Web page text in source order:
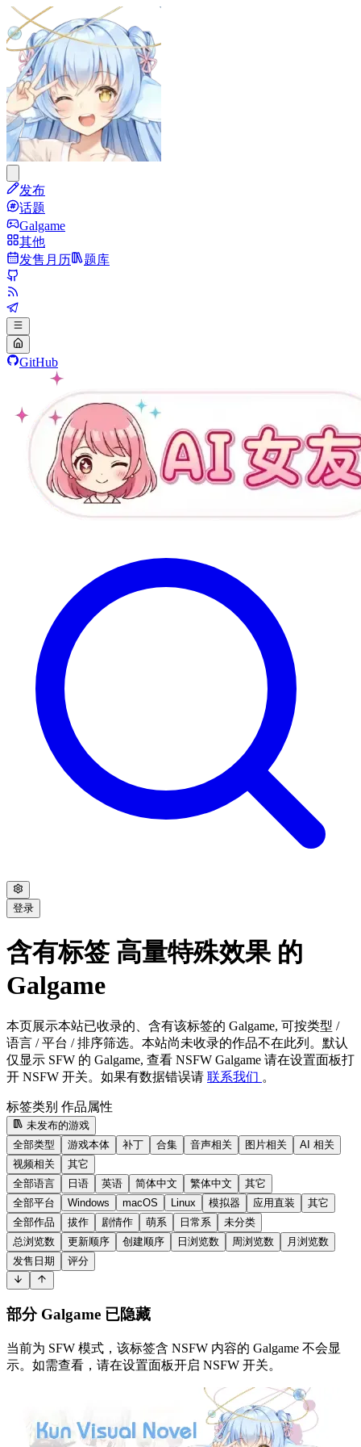
发布
话题
Galgame
其他
发售月历
题库
GitHub
登录
含有标签 高量特殊效果 的
Galgame
本页展示本站已收录的、含有该标签的 Galgame, 可按类型 /
语言 / 平台 / 排序筛选。本站尚未收录的作品不在此列。默认
仅显示 SFW 的 Galgame, 查看 NSFW Galgame 请在设置面板打
开 NSFW 开关。如果有数据错误请 联系我们 。
标签类别 作品属性
未发布的游戏
全部类型
游戏本体 补丁 合集 音声相关 图片相关
AI 相关
视频相关
其它
全部语言
日语 英语 简体中文 繁体中文
其它
全部平台
Windows macOS Linux 模拟器 应用直装
其它
全部作品
拔作 剧情作 萌系 日常系
未分类
总浏览数
更新顺序 创建顺序 日浏览数 周浏览数
月浏览数
发售日期
评分
部分 Galgame 已隐藏
当前为 SFW 模式，该标签含 NSFW 内容的 Galgame 不会显
示。如需查看，请在设置面板开启 NSFW 开关。